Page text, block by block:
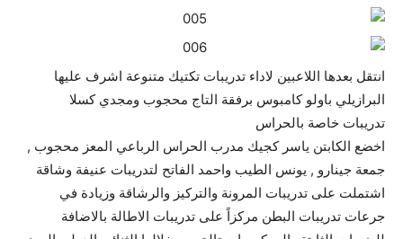
انتقل بعدها اللاعبين لاداء تدريبات تكتيك متنوعة اشرف عليها
البرازيلي باولو كامبوس برفقة التاج محجوب ومجدي كسلا
تدريبات خاصة بالحراس
اخضع الكابتن ياسر كجيك مدرب الحراس الرباعي المعز محجوب ,
جمعة جينارو , يونس الطيب واحمد الفاتح لتدريبات عنيفة وشاقة
اشتملت على تدريبات المرونة والتركيز والرشاقة وزيادة في
جرعات تدريبات البطن مركزاً على تدريبات الاطالة بالاضافة